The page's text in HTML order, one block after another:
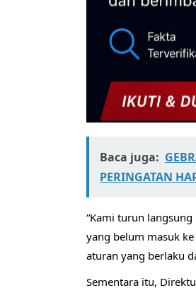
Baca juga:
PERINGATAN
“Kami turun
yang belum masuk
aturan yang berlaku
Sementara itu,